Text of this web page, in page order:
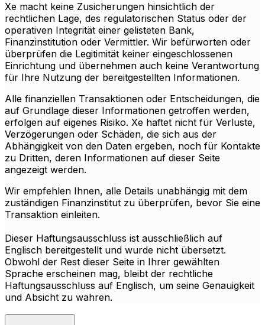
Xe macht keine Zusicherungen hinsichtlich der
rechtlichen Lage, des regulatorischen Status oder der
operativen Integrität einer gelisteten Bank,
Finanzinstitution oder Vermittler. Wir befürworten oder
überprüfen die Legitimität keiner eingeschlossenen
Einrichtung und übernehmen auch keine Verantwortung
für Ihre Nutzung der bereitgestellten Informationen.
Alle finanziellen Transaktionen oder Entscheidungen, die
auf Grundlage dieser Informationen getroffen werden,
erfolgen auf eigenes Risiko. Xe haftet nicht für Verluste,
Verzögerungen oder Schäden, die sich aus der
Abhängigkeit von den Daten ergeben, noch für Kontakte
zu Dritten, deren Informationen auf dieser Seite
angezeigt werden.
Wir empfehlen Ihnen, alle Details unabhängig mit dem
zuständigen Finanzinstitut zu überprüfen, bevor Sie eine
Transaktion einleiten.
Dieser Haftungsausschluss ist ausschließlich auf
Englisch bereitgestellt und wurde nicht übersetzt.
Obwohl der Rest dieser Seite in Ihrer gewählten
Sprache erscheinen mag, bleibt der rechtliche
Haftungsausschluss auf Englisch, um seine Genauigkeit
und Absicht zu wahren.